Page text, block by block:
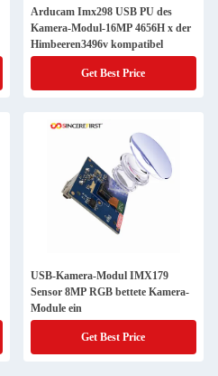
Arducam Imx298 USB PU des
Kamera-Modul-16MP 4656H x der
Himbeeren3496v kompatibel
Get Best Price
USB-Kamera-Modul IMX179
Sensor 8MP RGB bettete Kamera-
Module ein
Get Best Price